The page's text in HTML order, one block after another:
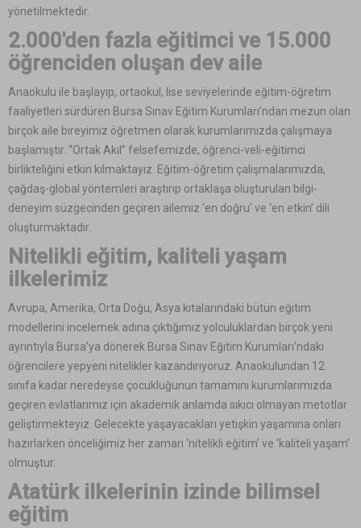
yönetilmektedir.
2.000'den fazla eğitimci ve 15.000
öğrenciden oluşan dev aile
Anaokulu ile başlayıp, ortaokul, lise seviyelerinde eğitim-öğretim
faaliyetleri sürdüren Bursa Sınav Eğitim Kurumları’ndan mezun olan
birçok aile bireyimiz öğretmen olarak kurumlarımızda çalışmaya
başlamıştır. “Ortak Akıl” felsefemizde, öğrenci-veli-eğitimci
birlikteliğini etkin kılmaktayız. Eğitim-öğretim çalışmalarımızda,
çağdaş-global yöntemleri araştırıp ortaklaşa oluşturulan bilgi-
deneyim süzgecinden geçiren ailemiz ‘en doğru’ ve ‘en etkin’ dili
oluşturmaktadır.
Nitelikli eğitim, kaliteli yaşam
ilkelerimiz
Avrupa, Amerika, Orta Doğu, Asya kıtalarındaki bütün eğitim
modellerini incelemek adına çıktığımız yolculuklardan birçok yeni
ayrıntıyla Bursa’ya dönerek Bursa Sınav Eğitim Kurumları’ndaki
öğrencilere yepyeni nitelikler kazandırıyoruz. Anaokulundan 12.
sınıfa kadar neredeyse çocukluğunun tamamını kurumlarımızda
geçiren evlatlarımız için akademik anlamda sıkıcı olmayan metotlar
geliştirmekteyiz. Gelecekte yaşayacakları yetişkin yaşamına onları
hazırlarken önceliğimiz her zaman ‘nitelikli eğitim’ ve ‘kaliteli yaşam’
olmuştur.
Atatürk ilkelerinin izinde bilimsel
eğitim